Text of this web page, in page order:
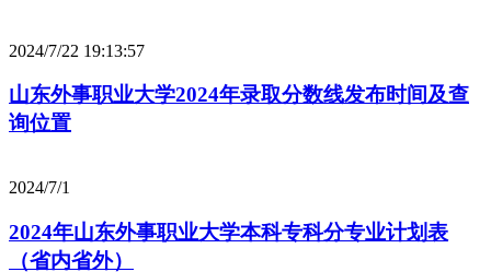
2024/7/22 19:13:57
山东外事职业大学2024年录取分数线发布时间及查
询位置
2024/7/1
2024年山东外事职业大学本科专科分专业计划表
（省内省外）